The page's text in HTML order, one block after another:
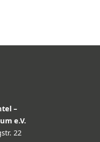
–
e.V.
22